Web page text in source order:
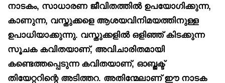
നാടകം, സാധാരണ ജീവിതത്തിൽ ഉപയോഗിക്കുന്ന,
കാണുന്ന, വസ്തുക്കളെ ആശയവിനിമയത്തിനുള്ള
ഉപാധിയാക്കുന്നു. വസ്തുക്കളിൽ ഒളിഞ്ഞ് കിടക്കുന്ന
സൂചക കവിതയാണ്, അവിചാരിതമായി
കണ്ടെത്തപ്പെടുന്ന കവിതയാണ്, ഓബ്ജക്ട്
തിയേറ്ററിന്റെ അടിത്തറ. അതിന്മേലാണ് ഈ നാടക